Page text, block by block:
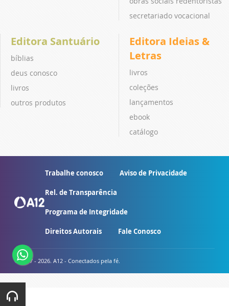
secretariado vocacional
Editora Santuário
bíblias
deus conosco
livros
outros produtos
Editora Ideias &
Letras
livros
coleções
lançamentos
ebook
catálogo
Trabalhe conosco Aviso de Privacidade
Rel. de Transparência
Programa de Integridade
Direitos Autorais Fale Conosco
© 2007 - 2026. A12 - Conectados pela fé.